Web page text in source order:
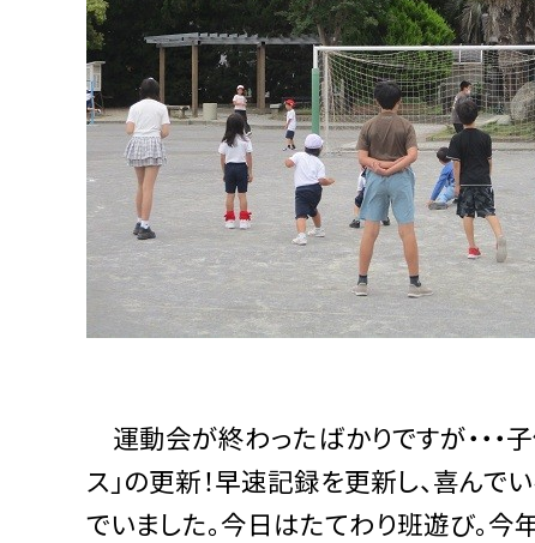
運動会が終わったばかりですが・・・
ス」の更新！早速記録を更新し、喜ん
でいました。今日はたてわり班遊び。今